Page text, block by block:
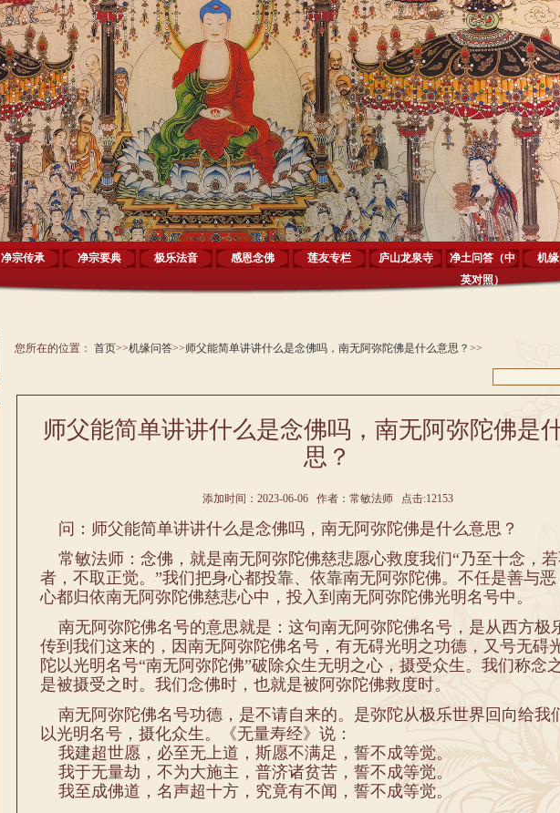
净宗传承 净宗要典 极乐法音 感恩念佛 莲友专栏 庐山龙泉寺
净土问答（中
英对照）
机
您所在的位置： 首页>>机缘问答>>师父能简单讲讲什么是念佛吗，南无阿弥陀佛是什么意思？ >>
师父能简单讲讲什么是念佛吗，南无阿弥陀佛是
思？
添加时间：2023-06-06 作者：常敏法师 点击:12153
问：师父能简单讲讲什么是念佛吗，南无阿弥陀佛是什么意思？
常敏法师：念佛，就是南无阿弥陀佛慈悲愿心救度我们“乃至十念，若
者，不取正觉。”我们把身心都投靠、依靠南无阿弥陀佛。不任是善与恶
心都归依南无阿弥陀佛慈悲心中，投入到南无阿弥陀佛光明名号中。
南无阿弥陀佛名号的意思就是：这句南无阿弥陀佛名号，是从西方极
传到我们这来的，因南无阿弥陀佛名号，有无碍光明之功德，又号无碍
陀以光明名号“南无阿弥陀佛”破除众生无明之心，摄受众生。我们称念
是被摄受之时。我们念佛时，也就是被阿弥陀佛救度时。
南无阿弥陀佛名号功德，是不请自来的。是弥陀从极乐世界回向给我
以光明名号，摄化众生。《无量寿经》说：
我建超世愿，必至无上道，斯愿不满足，誓不成等觉。
我于无量劫，不为大施主，普济诸贫苦，誓不成等觉。
我至成佛道，名声超十方，究竟有不闻，誓不成等觉。